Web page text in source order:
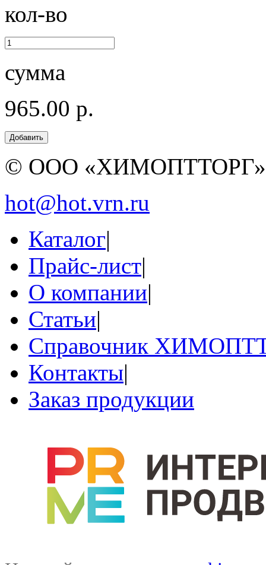
кол-во
сумма
965.00 р.
© ООО
hot@hot.vrn.ru
Каталог|
Прайс-лист|
О компании|
Статьи|
Справочник
Контакты|
Заказ продукции